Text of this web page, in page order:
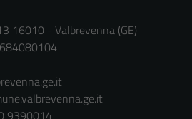
16010 - Valbrevenna (GE)
9390014
Tecnici
Questi cookie
sono necessari